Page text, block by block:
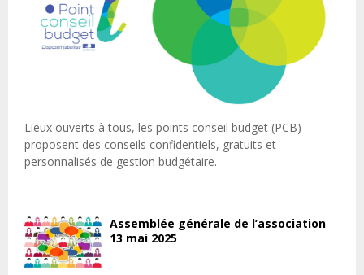
Lieux ouverts à tous, les points conseil budget (PCB)
proposent des conseils confidentiels, gratuits et
personnalisés de gestion budgétaire.
Assemblée générale de l’association
13 mai 2025